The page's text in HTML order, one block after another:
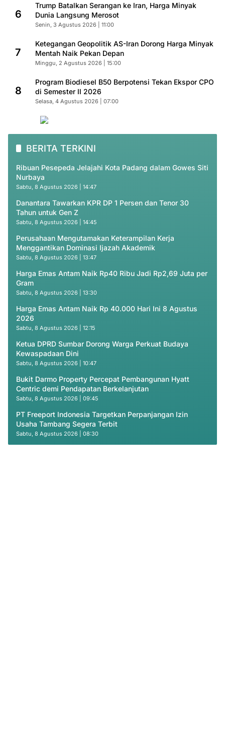
6
Trump Batalkan Serangan ke Iran, Harga Minyak
Dunia Langsung Merosot
Senin, 3 Agustus 2026 | 11:00
7
Ketegangan Geopolitik AS-Iran Dorong Harga Minyak
Mentah Naik Pekan Depan
Minggu, 2 Agustus 2026 | 15:00
8
Program Biodiesel B50 Berpotensi Tekan Ekspor CPO
di Semester II 2026
Selasa, 4 Agustus 2026 | 07:00
BERITA TERKINI
Ribuan Pesepeda Jelajahi Kota Padang dalam Gowes Siti
Nurbaya
Sabtu, 8 Agustus 2026 | 14:47
Danantara Tawarkan KPR DP 1 Persen dan Tenor 30
Tahun untuk Gen Z
Sabtu, 8 Agustus 2026 | 14:45
Perusahaan Mengutamakan Keterampilan Kerja
Menggantikan Dominasi Ijazah Akademik
Sabtu, 8 Agustus 2026 | 13:47
Harga Emas Antam Naik Rp40 Ribu Jadi Rp2,69 Juta per
Gram
Sabtu, 8 Agustus 2026 | 13:30
Harga Emas Antam Naik Rp 40.000 Hari Ini 8 Agustus
2026
Sabtu, 8 Agustus 2026 | 12:15
Ketua DPRD Sumbar Dorong Warga Perkuat Budaya
Kewaspadaan Dini
Sabtu, 8 Agustus 2026 | 10:47
Bukit Darmo Property Percepat Pembangunan Hyatt
Centric demi Pendapatan Berkelanjutan
Sabtu, 8 Agustus 2026 | 09:45
PT Freeport Indonesia Targetkan Perpanjangan Izin
Usaha Tambang Segera Terbit
Sabtu, 8 Agustus 2026 | 08:30